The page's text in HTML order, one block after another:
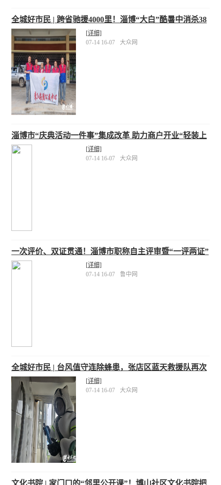
全城好市民 | 跨省驰援4000里！淄博“大白”酷暑中消杀38
万平
[详细]
07-14 16-07
大众网
淄博市“庆典活动一件事”集成改革 助力商户开业“轻装上
阵”
[详细]
07-14 16-07
大众网
一次评价、双证贯通！淄博市职称自主评审暨“一评两证”
企业名单公布
[详细]
07-14 16-07
鲁中网
全城好市民 | 台风值守连除蜂患，张店区蓝天救援队再次
出击“捅蜂窝”
[详细]
07-14 16-07
大众网
文化书院 | 家门口的“邻里公开课”！博山社区文化书院把